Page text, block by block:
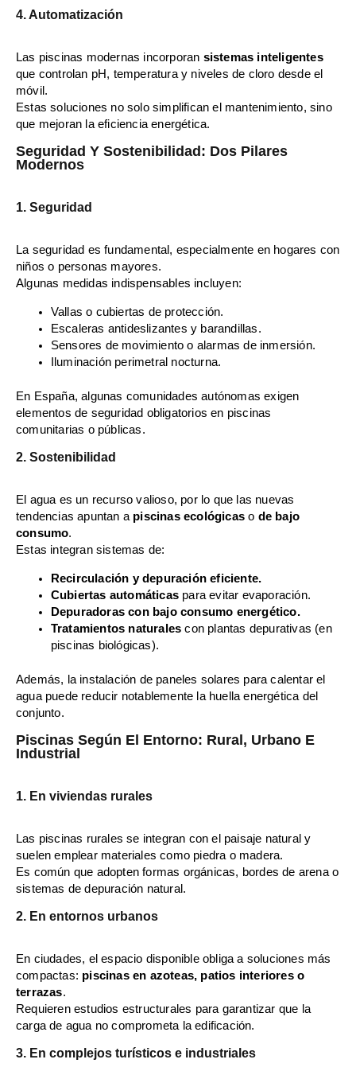
4. Automatización
Las piscinas modernas incorporan sistemas inteligentes
que controlan pH, temperatura y niveles de cloro desde el
móvil.
Estas soluciones no solo simplifican el mantenimiento, sino
que mejoran la eficiencia energética.
Seguridad Y Sostenibilidad: Dos Pilares
Modernos
1. Seguridad
La seguridad es fundamental, especialmente en hogares con
niños o personas mayores.
Algunas medidas indispensables incluyen:
Vallas o cubiertas de protección.
Escaleras antideslizantes y barandillas.
Sensores de movimiento o alarmas de inmersión.
Iluminación perimetral nocturna.
En España, algunas comunidades autónomas exigen
elementos de seguridad obligatorios en piscinas
comunitarias o públicas.
2. Sostenibilidad
El agua es un recurso valioso, por lo que las nuevas
tendencias apuntan a piscinas ecológicas o de bajo
consumo.
Estas integran sistemas de:
Recirculación y depuración eficiente.
Cubiertas automáticaspara evitar evaporación.
Depuradoras con bajo consumo energético.
Tratamientos naturales con plantas depurativas (en
piscinas biológicas).
Además, la instalación de paneles solares para calentar el
agua puede reducir notablemente la huella energética del
conjunto.
Piscinas Según El Entorno: Rural, Urbano E
Industrial
1. En viviendas rurales
Las piscinas rurales se integran con el paisaje natural y
suelen emplear materiales como piedra o madera.
Es común que adopten formas orgánicas, bordes de arena o
sistemas de depuración natural.
2. En entornos urbanos
En ciudades, el espacio disponible obliga a soluciones más
compactas: piscinas en azoteas, patios interiores o
terrazas.
Requieren estudios estructurales para garantizar que la
carga de agua no comprometa la edificación.
3. En complejos turísticos e industriales